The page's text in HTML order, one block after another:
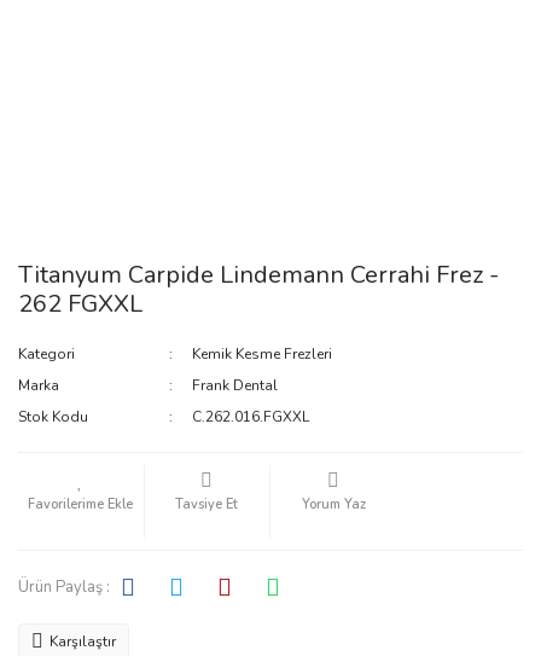
Titanyum Carpide Lindemann Cerrahi Frez -
262 FGXXL
Kategori
Kemik Kesme Frezleri
Marka
Frank Dental
Stok Kodu
C.262.016.FGXXL
Tavsiye Et Yorum Yaz
Ürün Paylaş :
Karşılaştır